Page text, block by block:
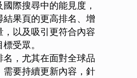
際搜尋中的能見度，
結果頁的更高排名、增
，以及吸引更符合內容
受眾。
名，尤其在面對全球品
需要持續更新內容，針